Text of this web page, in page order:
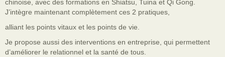
chinoise, avec des formations en Shiatsu, Tuina et Qi Gong.
J’intègre maintenant complètement ces 2 pratiques,
alliant les points vitaux et les points de vie.
Je propose aussi des interventions en entreprise, qui permettent
d’améliorer le relationnel et la santé de tous.